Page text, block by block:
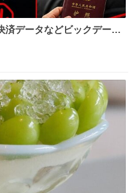
データなどビックデータ
め、多額の資金決済など
らしい。そして、パスポ